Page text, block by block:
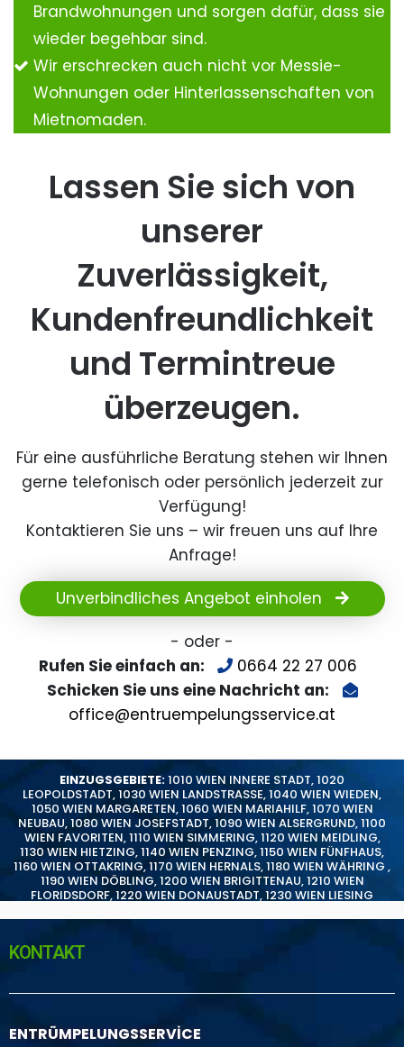
Brandwohnungen und sorgen dafür, dass sie
wieder begehbar sind.
Wir erschrecken auch nicht vor Messie-
Wohnungen oder Hinterlassenschaften von
Mietnomaden.
Lassen Sie sich von
unserer
Zuverlässigkeit,
Kundenfreundlichkeit
und Termintreue
überzeugen.
Für eine ausführliche Beratung stehen wir Ihnen
gerne telefonisch oder persönlich jederzeit zur
Verfügung!
Kontaktieren Sie uns – wir freuen uns auf Ihre
Anfrage!
Unverbindliches Angebot einholen
- oder -
Rufen Sie einfach an:
0664 22 27 006
Schicken Sie uns eine Nachricht an:
office@entruempelungsservice.at
EINZUGSGEBIETE:1010 WIEN INNERE STADT,1020
LEOPOLDSTADT,1030 WIEN LANDSTRASSE,1040 WIEN WIEDEN,
1050 WIEN MARGARETEN,1060 WIEN MARIAHILF,1070 WIEN
NEUBAU,1080 WIEN JOSEFSTADT,1090 WIEN ALSERGRUND,1100
WIEN FAVORITEN,1110 WIEN SIMMERING,1120 WIEN MEIDLING,
1130 WIEN HIETZING,1140 WIEN PENZING,1150 WIEN FÜNFHAUS,
1160 WIEN OTTAKRING,1170 WIEN HERNALS,1180 WIEN WÄHRING ,
1190 WIEN DÖBLING,1200 WIEN BRIGITTENAU,1210 WIEN
FLORIDSDORF,1220 WIEN DONAUSTADT,1230 WIEN LIESING
KONTAKT
ENTRÜMPELUNGSSERVİCE